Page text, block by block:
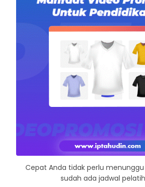
Cepat Anda tidak perlu
sudah ada jadwal